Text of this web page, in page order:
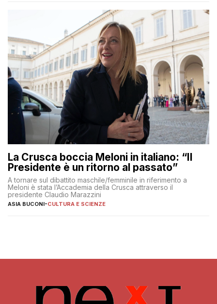
La Crusca boccia Meloni in italiano: “Il
Presidente è un ritorno al passato”
A tornare sul dibattito maschile/femminile in riferimento a
Meloni è stata l’Accademia della Crusca attraverso il
presidente Claudio Marazzini
ASIA BUCONI-CULTURA E SCIENZE